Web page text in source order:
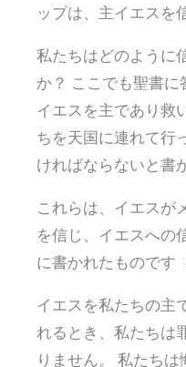
ップは、主イエスを
私たちはどのように
か？ ここでも聖書
イエスを主であり救
ちを天国に連れて行
ければならないと書
これらは、イエスが
を信じ、イエスへの
に書かれたものです
イエスを私たちの主
れるとき、私たちは
りません。 私たち